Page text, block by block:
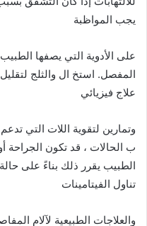
يجب المواظبة
على الأدوية التي يصفها
المفصل. استخ ال والثلج لتقليل
علاج فيزيائي
وتمارين لتقوية اللات التي
ب الحالات ، قد تكون الجراحة
الطبيب يقرر ذلك بناءً على
تناول الفيتامينات
والعلاجات الطبيعية لآلام